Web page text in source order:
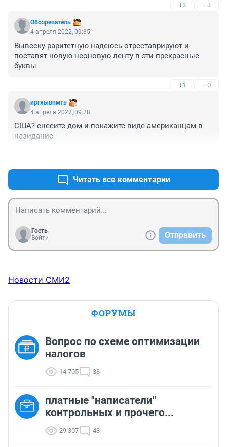
+3 –3
Обозреватель
4 апреля 2022, 09:35
Вывеску раритетную надеюсь отреставрируют и
поставят новую неоновую ленту в эти прекрасные
буквы
+1 –0
иргяывпмть
4 апреля 2022, 09:28
США? снесите дом и покажите виде американцам в
назидание
Читать все комментарии
Гость
Войти
Отправить
Новости СМИ2
ФОРУМЫ
Вопрос по схеме оптимизации
налогов
14 705 38
платные "написатели"
контрольных и прочего...
29 307 43